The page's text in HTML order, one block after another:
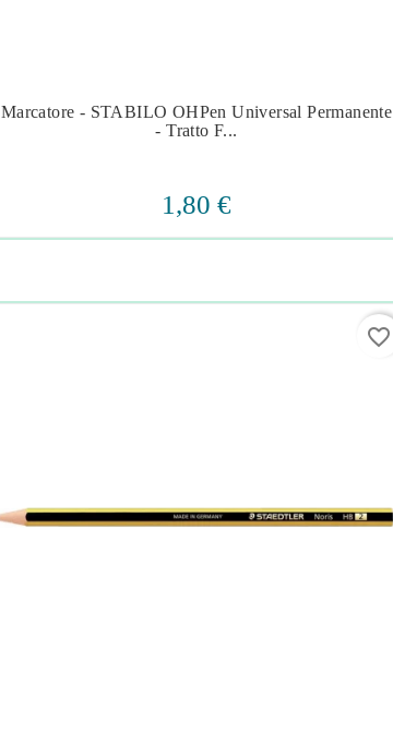
 
Marcatore - STABILO OHPen Universal Permanente
- Tratto F...
1,80 €
favorite_border